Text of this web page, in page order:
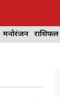
मनोरंजन राशिफल